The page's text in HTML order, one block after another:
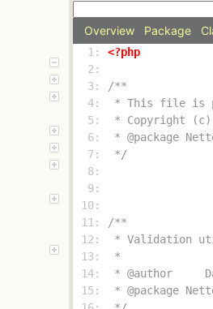
Overview Package
  1:
<?php
  2:
  3:
  4:
  5:
  6:
  7:
*/
  8:
  9:
10:
11:
12:
13:
14:
15: